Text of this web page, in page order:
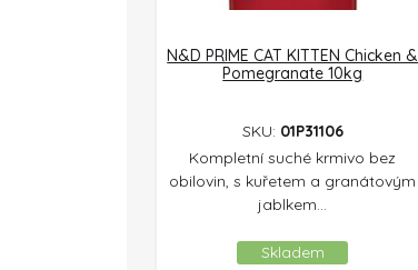
N&D PRIME CAT KITTEN Chicken &
Pomegranate 10kg
SKU: 01P31106
Kompletní suché krmivo bez
obilovin, s kuřetem a granátovým
jablkem...
Skladem